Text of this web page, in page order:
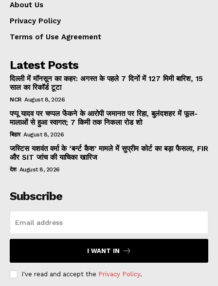
About Us
Privacy Policy
Terms of Use Agreement
Latest Posts
दिल्ली में मॉनसून का कहर: अगस्त के पहले 7 दिनों में 127 मिमी बारिश, 15
साल का रिकॉर्ड टूटा
NCR August 8, 2026
पप्पू यादव पर चप्पल फेंकने के आरोपी जमानत पर रिहा, बुलंदशहर में फूल-
मालाओं से हुआ स्वागत; 7 किमी तक निकला रोड शो
बिहार August 8, 2026
जस्टिस यशवंत वर्मा के ‘बर्न्ट कैश’ मामले में सुप्रीम कोर्ट का बड़ा फैसला, FIR
और SIT जांच की याचिका खारिज
देश August 8, 2026
Subscribe
I WANT IN
I've read and accept the Privacy Policy.